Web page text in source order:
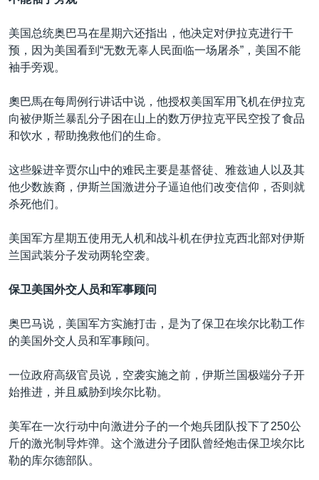
美国总统奥巴马在星期六还指出，他决定对伊拉克进行干
预，因为美国看到“无数无辜人民面临一场屠杀”，美国不能
袖手旁观。
奧巴馬在每周例行讲话中说，他授权美国军用飞机在伊拉克
向被伊斯兰暴乱分子困在山上的数万伊拉克平民空投了食品
和饮水，帮助挽救他们的生命。
这些躲进辛贾尔山中的难民主要是基督徒、雅兹迪人以及其
他少数族裔，伊斯兰国激进分子逼迫他们改变信仰，否则就
杀死他们。
美国军方星期五使用无人机和战斗机在伊拉克西北部对伊斯
兰国武装分子发动两轮空袭。
保卫美国外交人员和军事顾问
奥巴马说，美国军方实施打击，是为了保卫在埃尔比勒工作
的美国外交人员和军事顾问。
一位政府高级官员说，空袭实施之前，伊斯兰国极端分子开
始推进，并且威胁到埃尔比勒。
美军在一次行动中向激进分子的一个炮兵团队投下了250公
斤的激光制导炸弹。这个激进分子团队曾经炮击保卫埃尔比
勒的库尔德部队。